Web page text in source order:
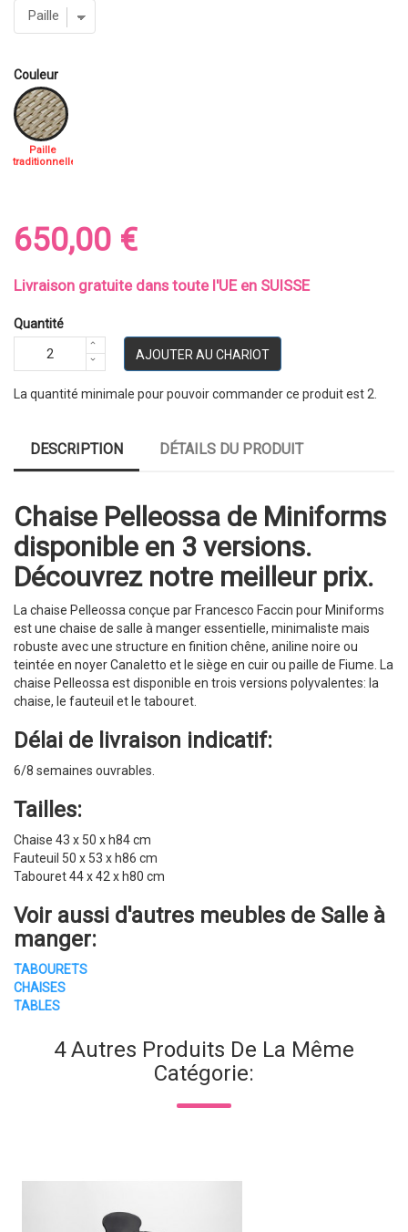
Couleur
Paille
traditionnelle
650,00 €
Livraison gratuite dans toute l'UE en SUISSE
Quantité
AJOUTER AU CHARIOT
La quantité minimale pour pouvoir commander ce produit est 2.
DESCRIPTION DÉTAILS DU PRODUIT
Chaise Pelleossa de Miniforms
disponible en 3 versions.
Découvrez notre meilleur prix.
La chaise Pelleossa conçue par Francesco Faccin pour Miniforms
est une chaise de salle à manger essentielle, minimaliste mais
robuste avec une structure en finition chêne, aniline noire ou
teintée en noyer Canaletto et le siège en cuir ou paille de Fiume. La
chaise Pelleossa est disponible en trois versions polyvalentes: la
chaise, le fauteuil et le tabouret.
Délai de livraison indicatif:
6/8 semaines ouvrables.
Tailles:
Chaise 43 x 50 x h84 cm
Fauteuil 50 x 53 x h86 cm
Tabouret 44 x 42 x h80 cm
Voir aussi d'autres meubles de Salle à
manger:
TABOURETS
CHAISES
TABLES
4 Autres Produits De La Même
Catégorie: